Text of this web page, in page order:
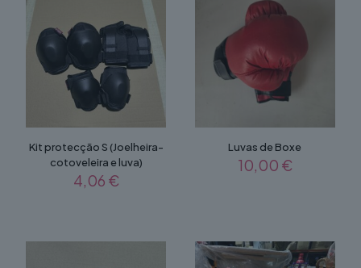
Kit protecção S (Joelheira-
cotoveleira e luva)
4,06 €
Luvas de Boxe
10,00 €